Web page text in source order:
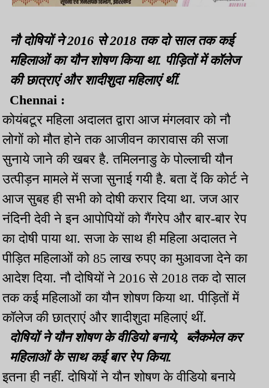
नौ दोषियों ने 2016 से 2018 तक दो साल तक कई
महिलाओं का यौन शोषण किया था. पीड़ितों में कॉलेज
की छात्राएं और शादीशुदा महिलाएं थीं.
Chennai :
कोयंबटूर महिला अदालत द्वारा आज मंगलवार को नौ
लोगों को मौत होने तक आजीवन कारावास की सजा
सुनाये जाने की खबर है. तमिलनाडु के पोल्लाची यौन
उत्पीड़न मामले में सजा सुनाई गयी है. बता दें कि कोर्ट ने
आज सुबह ही सभी को दोषी करार दिया था. जज आर
नंदिनी देवी ने इन आपोपियों को गैंगरेप और बार-बार रेप
का दोषी पाया था. सजा के साथ ही महिला अदालत ने
पीड़ित महिलाओं को 85 लाख रुपए का मुआवजा देने का
आदेश दिया. नौ दोषियों ने 2016 से 2018 तक दो साल
तक कई महिलाओं का यौन शोषण किया था. पीड़ितों में
कॉलेज की छात्राएं और शादीशुदा महिलाएं थीं.
दोषियों ने यौन शोषण के वीडियो बनाये, ब्लैकमेल कर
महिलाओं के साथ कई बार रेप किया.
इतना ही नहीं. दोषियों ने यौन शोषण के वीडियो बनाये